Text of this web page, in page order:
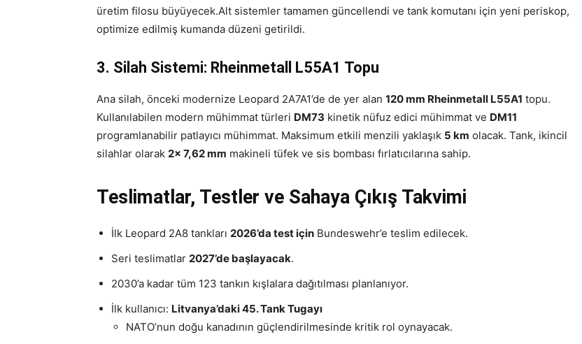
üretim filosu büyüyecek.Alt sistemler tamamen güncellendi ve tank komutanı için yeni periskop,
optimize edilmiş kumanda düzeni getirildi.
3. Silah Sistemi: Rheinmetall L55A1 Topu
Ana silah, önceki modernize Leopard 2A7A1’de de yer alan 120 mm Rheinmetall L55A1 topu.
Kullanılabilen modern mühimmat türleri DM73 kinetik nüfuz edici mühimmat ve DM11
programlanabilir patlayıcı mühimmat. Maksimum etkili menzili yaklaşık 5 km olacak. Tank, ikincil
silahlar olarak 2× 7,62 mm makineli tüfek ve sis bombası fırlatıcılarına sahip.
Teslimatlar, Testler ve Sahaya Çıkış Takvimi
İlk Leopard 2A8 tankları 2026’da test için Bundeswehr’e teslim edilecek.
Seri teslimatlar 2027’de başlayacak.
2030’a kadar tüm 123 tankın kışlalara dağıtılması planlanıyor.
İlk kullanıcı: Litvanya’daki 45. Tank Tugayı
NATO’nun doğu kanadının güçlendirilmesinde kritik rol oynayacak.